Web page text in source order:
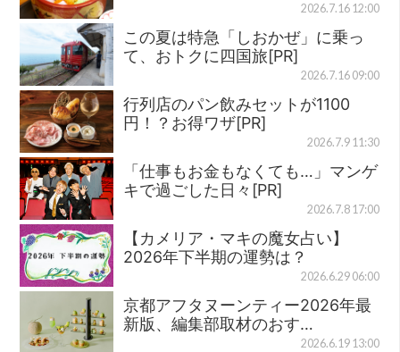
2026.7.16 12:00
この夏は特急「しおかぜ」に乗っ
て、おトクに四国旅[PR]
2026.7.16 09:00
行列店のパン飲みセットが1100
円！？お得ワザ[PR]
2026.7.9 11:30
「仕事もお金もなくても…」マンゲ
キで過ごした日々[PR]
2026.7.8 17:00
【カメリア・マキの魔女占い】
2026年下半期の運勢は？
2026.6.29 06:00
京都アフタヌーンティー2026年最
新版、編集部取材のおす…
2026.6.19 13:00